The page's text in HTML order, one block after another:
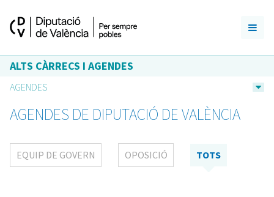
ALTS CÀRRECS I AGENDES
AGENDES
AGENDES DE DIPUTACIÓ DE VALÈNCIA
EQUIP DE GOVERN OPOSICIÓ TOTS